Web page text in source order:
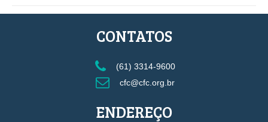
CONTATOS
(61) 3314-9600
cfc@cfc.org.br
ENDEREÇO